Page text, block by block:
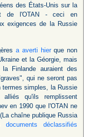
des États-Unis sur la
de l'OTAN - ceci en
exigences de la Russie
a averti hierque non
et la Géorgie, mais
Finlande auraient des
qui ne seront pas
termes simples, la Russie
qu'ils remplissent
en 1990 que l'OTAN ne
chaîne publique Russia
documents déclassifiés